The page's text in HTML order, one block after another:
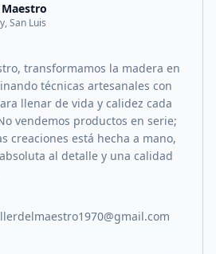
San Luis
transformamos la madera en
técnicas artesanales con
llenar de vida y calidez cada
vendemos productos en serie;
creaciones está hecha a mano,
al detalle y una calidad